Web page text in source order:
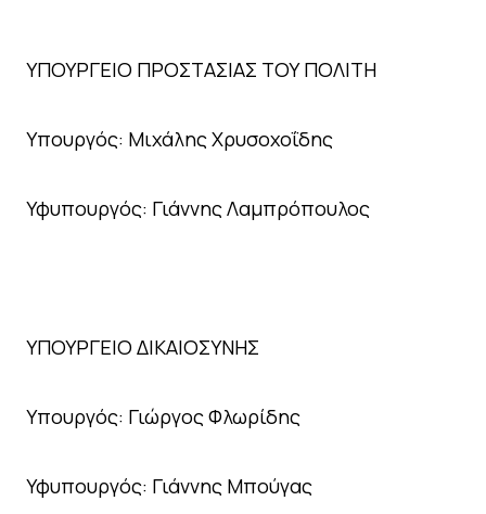
ΥΠΟΥΡΓΕΙΟ ΠΡΟΣΤΑΣΙΑΣ ΤΟΥ ΠΟΛΙΤΗ
Υπουργός: Μιχάλης Χρυσοχοΐδης
Υφυπουργός: Γιάννης Λαμπρόπουλος
ΥΠΟΥΡΓΕΙΟ ΔΙΚΑΙΟΣΥΝΗΣ
Υπουργός: Γιώργος Φλωρίδης
Υφυπουργός: Γιάννης Μπούγας